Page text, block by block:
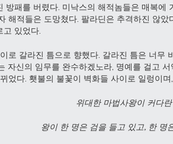
방패를 버렸다. 미낙스의 해적놈들은 매복
해적들은 도망쳤다. 팔라딘은 추격하진 않
있었다.
로 갈라진 틈으로 향했다. 갈라진 틈은 너
자신의 임무를 완수하겠노라, 명예를 걸고
었다. 횃불의 불꽃이 벽화들 사이로 일렁이
위대한 마법사왕이 커다
왕이 한 명은 검을 들고 있고, 한 명